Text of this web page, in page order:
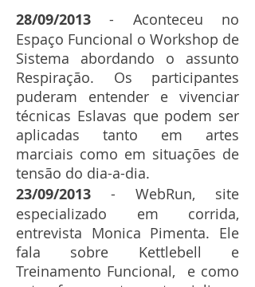
28/09/2013 - Aconteceu no
Espaço Funcional o Workshop de
Sistema abordando o assunto
Respiração. Os participantes
puderam entender e vivenciar
técnicas Eslavas que podem ser
aplicadas tanto em artes
marciais como em situações de
tensão do dia-a-dia.
23/09/2013 - WebRun, site
especializado em corrida,
entrevista Monica Pimenta. Ele
fala sobre Kettlebell e
Treinamento Funcional, e como